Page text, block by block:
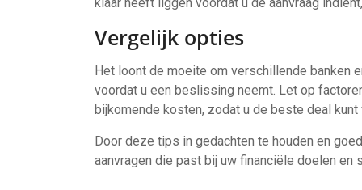
Vergelijk opties
Het loont de moeite om verschillende banken
voordat u een beslissing neemt. Let op
bijkomende kosten, zodat u de beste deal
Door deze tips in gedachten te houden en
aanvragen die past bij uw financiële doelen en